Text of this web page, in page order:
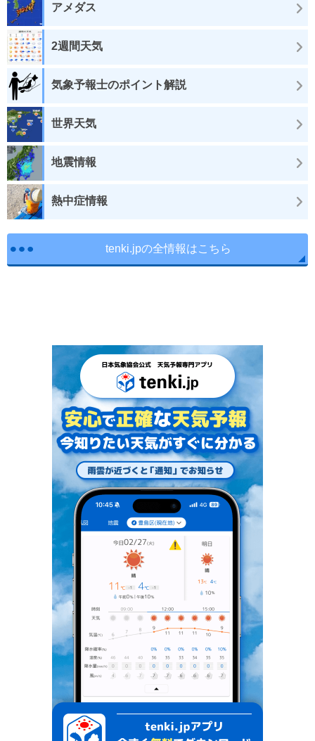
アメダス
2週間天気
気象予報士のポイント解説
世界天気
地震情報
熱中症情報
tenki.jpの全情報はこちら